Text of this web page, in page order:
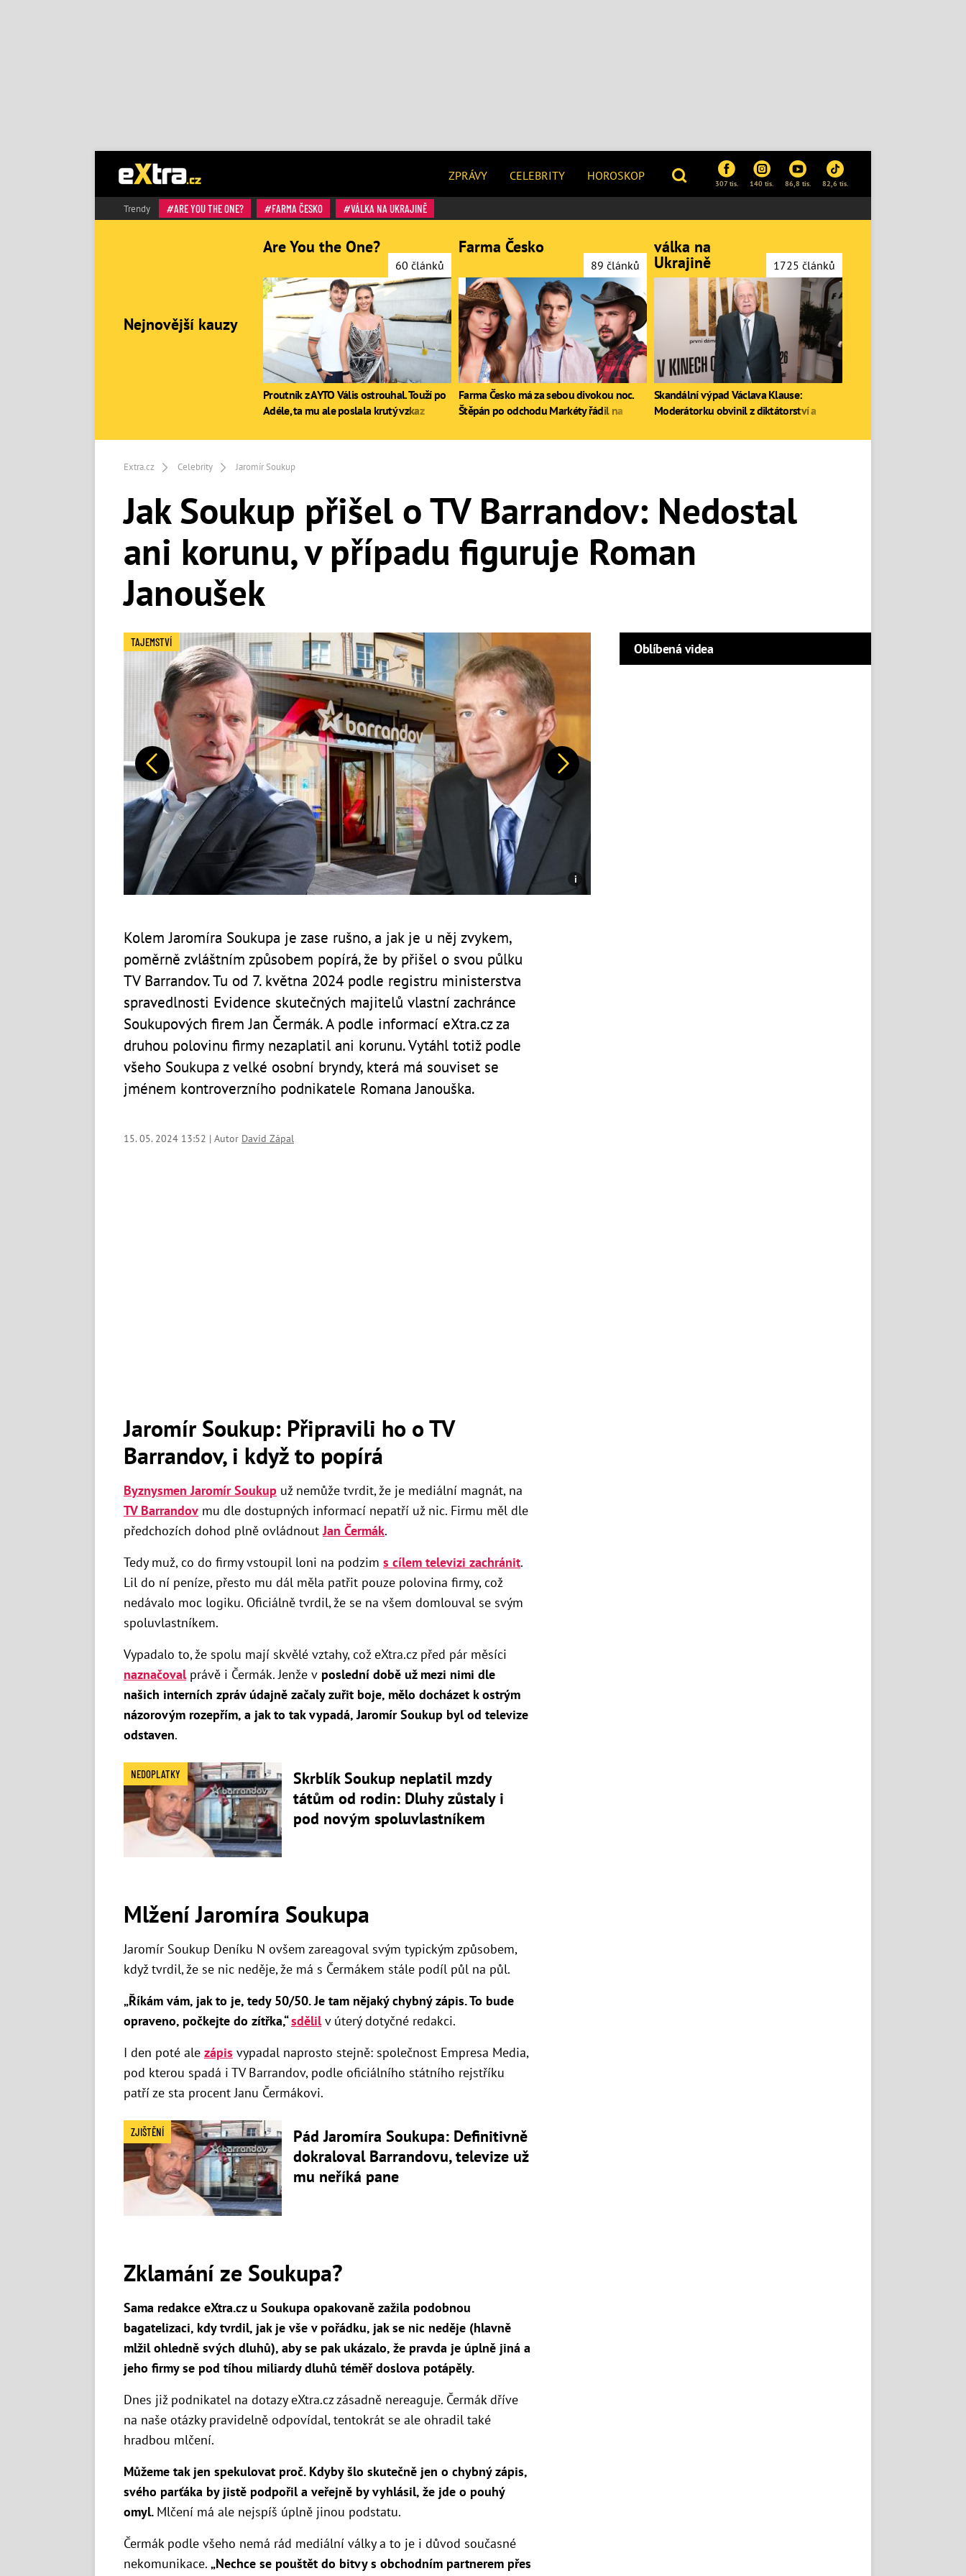
ZPRÁVY CELEBRITY HOROSKOP
307 tis. 140 tis. 86,8 tis. 82,6 tis.
Trendy ARE YOU THE ONE? FARMA ČESKO VÁLKA NA UKRAJINĚ
Extra.cz Celebrity Jaromír Soukup
Jak Soukup přišel o TV Barrandov: Nedostal
ani korunu, v případu figuruje Roman
Janoušek
Předchozí Další
TAJEMSTVÍ
Kolem Jaromíra Soukupa je zase rušno, a jak je u něj zvykem,
poměrně zvláštním způsobem popírá, že by přišel o svou půlku
TV Barrandov. Tu od 7. května 2024 podle registru ministerstva
spravedlnosti Evidence skutečných majitelů vlastní zachránce
Soukupových firem Jan Čermák. A podle informací eXtra.cz za
druhou polovinu firmy nezaplatil ani korunu. Vytáhl totiž podle
všeho Soukupa z velké osobní bryndy, která má souviset se
jménem kontroverzního podnikatele Romana Janouška.
15. 05. 2024 13:52 | Autor David Zápal
Jaromír Soukup: Připravili ho o TV
Barrandov, i když to popírá
Byznysmen Jaromír Soukup už nemůže tvrdit, že je mediální magnát, na
TV Barrandov mu dle dostupných informací nepatří už nic. Firmu měl dle
předchozích dohod plně ovládnoutJan Čermák.
Tedy muž, co do firmy vstoupil loni na podzim s cílem televizi zachránit.
Lil do ní peníze, přesto mu dál měla patřit pouze polovina firmy, což
nedávalo moc logiku. Oficiálně tvrdil, že se na všem domlouval se svým
spoluvlastníkem.
Vypadalo to, že spolu mají skvělé vztahy, což eXtra.cz před pár měsíci
naznačovalprávě i Čermák. Jenže v poslední době už mezi nimi dle
našich interních zpráv údajně začaly zuřit boje, mělo docházet k ostrým
názorovým rozepřím, a jak to tak vypadá, Jaromír Soukup byl od televize
odstaven.
NEDOPLATKY
Skrblík Soukup neplatil mzdy
tátům od rodin: Dluhy zůstaly i
pod novým spoluvlastníkem
Mlžení Jaromíra Soukupa
Jaromír Soukup Deníku N ovšem zareagoval svým typickým způsobem,
když tvrdil, že se nic neděje, že má s Čermákem stále podíl půl na půl.
„Říkám vám, jak to je, tedy 50/50. Je tam nějaký chybný zápis. To bude
opraveno, počkejte do zítřka,“sdělilv úterý dotyčné redakci.
I den poté ale zápis vypadal naprosto stejně: společnost Empresa Media,
pod kterou spadá i TV Barrandov, podle oficiálního státního rejstříku
patří ze sta procent Janu Čermákovi.
ZJIŠTĚNÍ
Pád Jaromíra Soukupa: Definitivně
dokraloval Barrandovu, televize už
mu neříká pane
Zklamání ze Soukupa?
Sama redakce eXtra.cz u Soukupa opakovaně zažila podobnou
bagatelizaci, kdy tvrdil, jak je vše v pořádku, jak se nic neděje (hlavně
mlžil ohledně svých dluhů), aby se pak ukázalo, že pravda je úplně jiná a
jeho firmy se pod tíhou miliardy dluhů téměř doslova potápěly.
Dnes již podnikatel na dotazy eXtra.cz zásadně nereaguje. Čermák dříve
na naše otázky pravidelně odpovídal, tentokrát se ale ohradil také
hradbou mlčení.
Můžeme tak jen spekulovat proč. Kdyby šlo skutečně jen o chybný zápis,
svého parťáka by jistě podpořil a veřejně by vyhlásil, že jde o pouhý
omyl. Mlčení má ale nejspíš úplně jinou podstatu.
Čermák podle všeho nemá rád mediální války a to je i důvod současné
nekomunikace. „Nechce se pouštět do bitvy s obchodním partnerem přes
Oblíbená videa
Nejnovější kauzy
Are You the One?
60 článků
Proutník z AYTO Vális ostrouhal. Touží po
Adéle, ta mu ale poslala krutý vzkaz
Farma Česko
89 článků
Farma Česko má za sebou divokou noc.
Štěpán po odchodu Markéty řádil na
válka na
Ukrajině 1725 článků
Skandální výpad Václava Klause:
Moderátorku obvinil z diktátorství a